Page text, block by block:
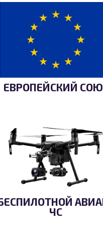
ЕВРОПЕЙСКИЙ
ЧС